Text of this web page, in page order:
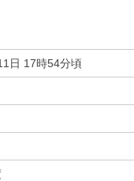
日 17時54分頃